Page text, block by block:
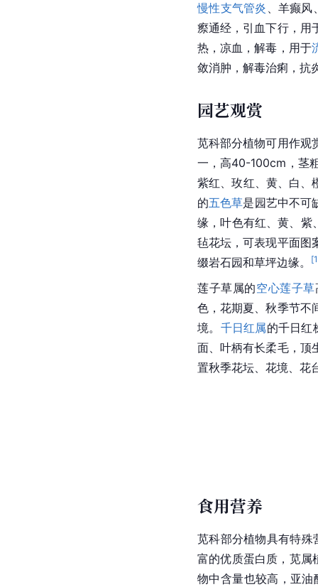
慢性支气管炎 、羊癫风
瘵通经，引血下行，用
热，凉血，解毒，用于
敛消肿，解毒治痢，抗
园艺观赏
苋科部分植物可用作观
一，高40-100cm，茎
紫红、玫红、黄、白、
的五色草是园艺中不可
缘，叶色有红、黄、紫
毡花坛，可表现平面图
缀岩石园和草坪边缘。
[
莲子草属的空心莲子草
色，花期夏、秋季节不
境。 千日红属的千日红
面、叶柄有长柔毛，顶
置秋季花坛、花境、花
食用营养
苋科部分植物具有特殊
富的优质蛋白质，苋属
物中含量也较高，亚